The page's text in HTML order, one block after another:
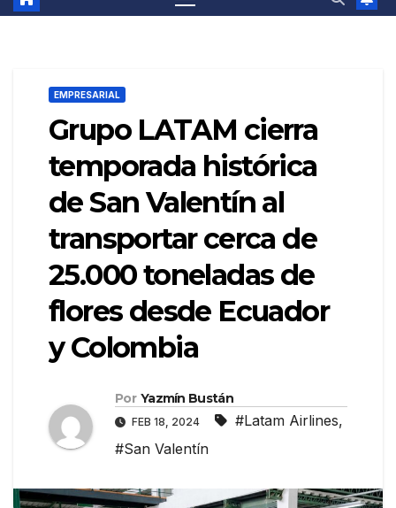
EMPRESARIAL
Grupo LATAM cierra
temporada histórica
de San Valentín al
transportar cerca de
25.000 toneladas de
flores desde Ecuador
y Colombia
Por Yazmín Bustán
FEB 18, 2024 #Latam Airlines,
#San Valentín